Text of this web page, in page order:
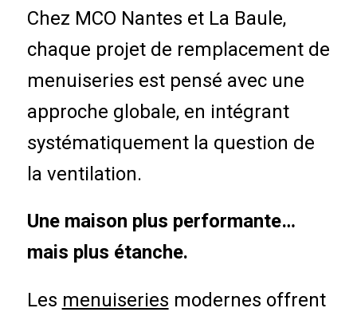
Chez MCO Nantes et La Baule,
chaque projet de remplacement de
menuiseries est pensé avec une
approche globale, en intégrant
systématiquement la question de
la ventilation.
Une maison plus performante…
mais plus étanche.
Les menuiseries modernes offrent